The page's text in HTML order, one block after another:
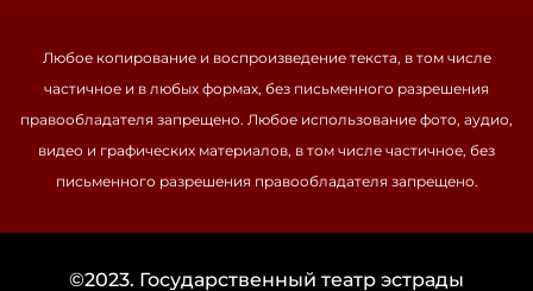
Любое копирование и воспроизведение текста, в том числе
частичное и в любых формах, без письменного разрешения
правообладателя запрещено. Любое использование фото, аудио,
видео и графических материалов, в том числе частичное, без
письменного разрешения правообладателя запрещено.
©2023. Государственный театр эстрады